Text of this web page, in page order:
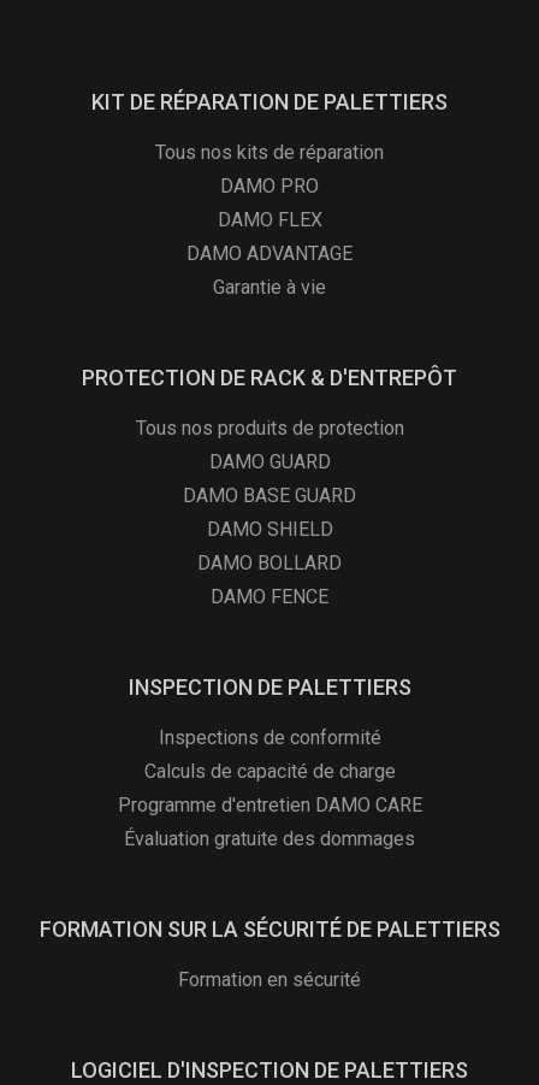
KIT DE RÉPARATION DE PALETTIERS
Tous nos kits de réparation
DAMO PRO
DAMO FLEX
DAMO ADVANTAGE
Garantie à vie
PROTECTION DE RACK & D'ENTREPÔT
Tous nos produits de protection
DAMO GUARD
DAMO BASE GUARD
DAMO SHIELD
DAMO BOLLARD
DAMO FENCE
INSPECTION DE PALETTIERS
Inspections de conformité
Calculs de capacité de charge
Programme d'entretien DAMO CARE
Évaluation gratuite des dommages
FORMATION SUR LA SÉCURITÉ DE PALETTIERS
Formation en sécurité
LOGICIEL D'INSPECTION DE PALETTIERS